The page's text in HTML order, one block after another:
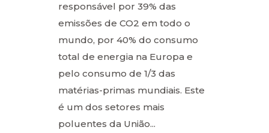
responsável por 39% das
emissões de CO2 em todo o
mundo, por 40% do consumo
total de energia na Europa e
pelo consumo de 1/3 das
matérias-primas mundiais. Este
é um dos setores mais
poluentes da União...